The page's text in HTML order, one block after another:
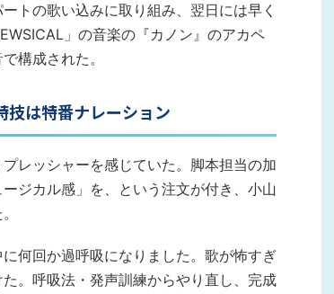
トの歌い込みに取り組み、翌日には早く
」の音楽の『カノン』のアカペ
構成された。
技は特番ナレーション
レッシャーを感じていた。脚本担当の加
ジカル感」を、という注文が付き、小山
何回か過呼吸になりました。歌が怖すぎ
。呼吸法・発声訓練からやり直し、完成